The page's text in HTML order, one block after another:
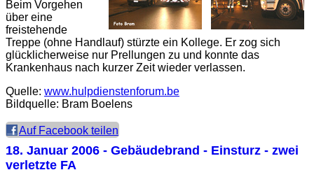
Beim Vorgehen
über eine
freistehende
Treppe (ohne Handlauf) stürzte ein Kollege. Er zog sich
glücklicherweise nur Prellungen zu und konnte das
Krankenhaus nach kurzer Zeit wieder verlassen.
Quelle: www.hulpdienstenforum.be
Bildquelle: Bram Boelens
Auf Facebook teilen
18. Januar 2006 - Gebäudebrand - Einsturz - zwei
verletzte FA